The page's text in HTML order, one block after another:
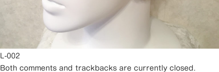
L-002
Both comments and trackbacks are currently closed.